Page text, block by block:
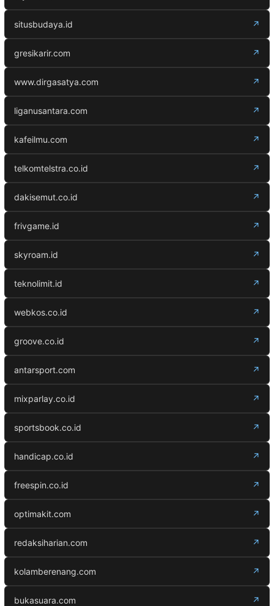
situsbudaya.id ↗
gresikarir.com ↗
www.dirgasatya.com ↗
liganusantara.com ↗
kafeilmu.com ↗
telkomtelstra.co.id ↗
dakisemut.co.id ↗
frivgame.id ↗
skyroam.id ↗
teknolimit.id ↗
webkos.co.id ↗
groove.co.id ↗
antarsport.com ↗
mixparlay.co.id ↗
sportsbook.co.id ↗
handicap.co.id ↗
freespin.co.id ↗
optimakit.com ↗
redaksiharian.com ↗
kolamberenang.com ↗
bukasuara.com ↗